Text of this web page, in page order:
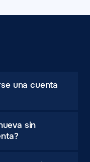
una cuenta
sin